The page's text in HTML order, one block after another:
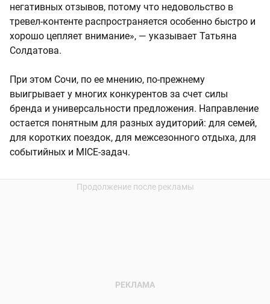
негативных отзывов, потому что недовольство в
тревел-контенте распространяется особенно быстро и
хорошо цепляет внимание», — указывает Татьяна
Солдатова.
При этом Сочи, по ее мнению, по-прежнему
выигрывает у многих конкурентов за счет силы
бренда и универсальности предложения. Направление
остается понятным для разных аудиторий: для семей,
для коротких поездок, для межсезонного отдыха, для
событийных и MICE-задач.